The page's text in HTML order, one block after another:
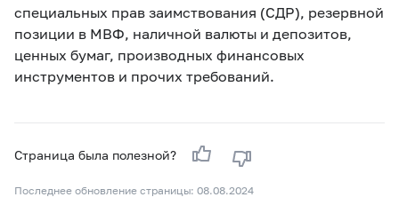
специальных прав заимствования (СДР), резервной
позиции в МВФ, наличной валюты и депозитов,
ценных бумаг, производных финансовых
инструментов и прочих требований.
Страница была полезной?
Последнее обновление страницы: 08.08.2024